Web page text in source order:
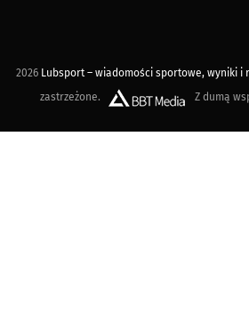
2026 Lubsport – wiadomości sportowe, wyniki i
zastrzeżone.
Z dumą